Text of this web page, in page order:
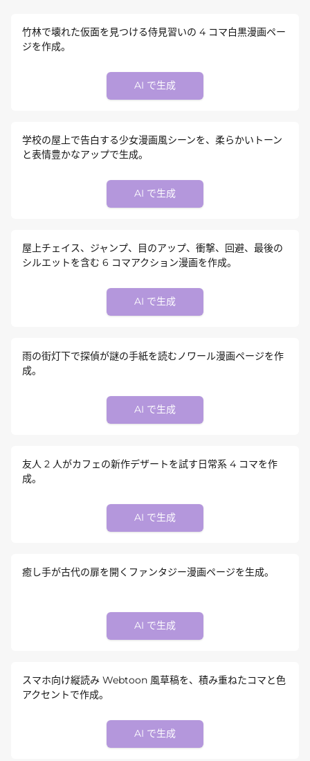
竹林で壊れた仮面を見つける侍見習いの 4 コマ白黒漫画ペー
ジを作成。
AI で生成
学校の屋上で告白する少女漫画風シーンを、柔らかいトーン
と表情豊かなアップで生成。
AI で生成
屋上チェイス、ジャンプ、目のアップ、衝撃、回避、最後の
シルエットを含む 6 コマアクション漫画を作成。
AI で生成
雨の街灯下で探偵が謎の手紙を読むノワール漫画ページを作
成。
AI で生成
友人 2 人がカフェの新作デザートを試す日常系 4 コマを作
成。
AI で生成
癒し手が古代の扉を開くファンタジー漫画ページを生成。
AI で生成
スマホ向け縦読み Webtoon 風草稿を、積み重ねたコマと色
アクセントで作成。
AI で生成